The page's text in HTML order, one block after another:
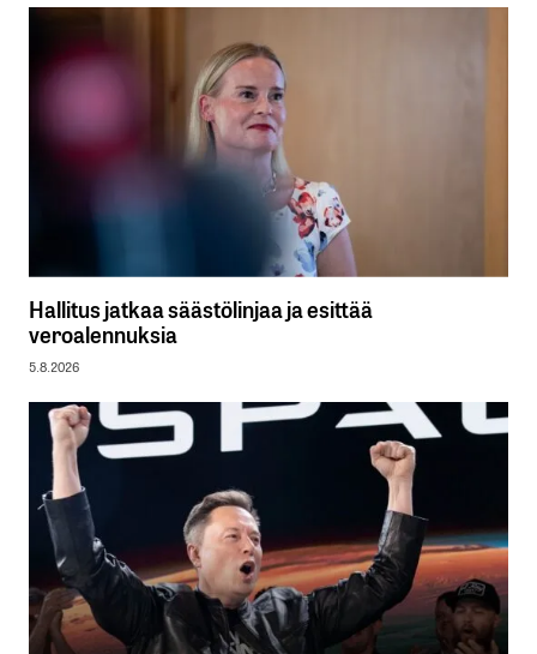
Hallitus jatkaa säästölinjaa ja esittää
veroalennuksia
5.8.2026